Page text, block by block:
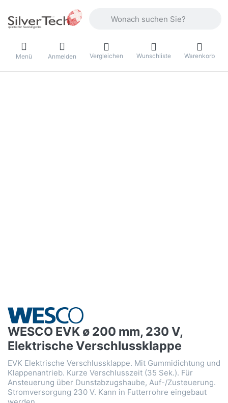
Menü Anmelden Vergleichen Wunschliste Warenkorb
WESCO EVK ø 200 mm, 230 V,
Elektrische Verschlussklappe
EVK Elektrische Verschlussklappe. Mit Gummidichtung und
Klappenantrieb. Kurze Verschlusszeit (35 Sek.). Für
Ansteuerung über Dunstabzugshaube, Auf-/Zusteuerung.
Stromversorgung 230 V. Kann in Futterrohre eingebaut